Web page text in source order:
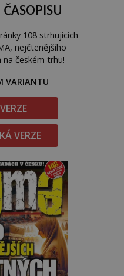
108 strhujících
nejčtenějšího
na českém trhu!
VARIANTU
VERZE